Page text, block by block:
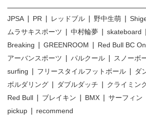
JPSA PR レッドブル 野中生萌
ムラサキスポーツ
中村輪夢 skateboard
Breaking
GREENROOM
Red Bull BC
アーバンスポーツ
パルクール スノーボ
surfing
フリースタイルフットボール
ダ
ボルダリング
ダブルダッチ クライミン
Red Bull
ブレイキン BMX サーフィン
pickup
recommend